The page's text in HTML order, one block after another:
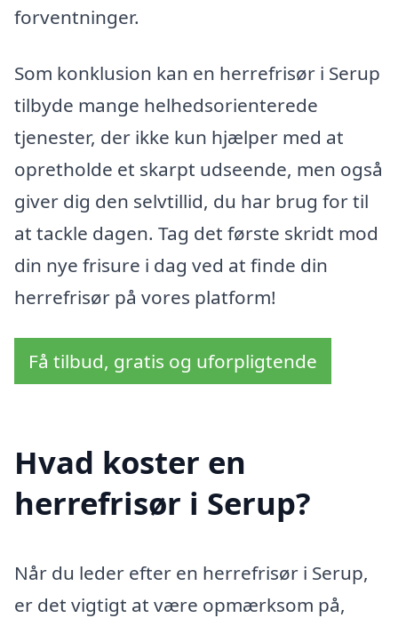
forventninger.
Som konklusion kan en herrefrisør i Serup
tilbyde mange helhedsorienterede
tjenester, der ikke kun hjælper med at
opretholde et skarpt udseende, men også
giver dig den selvtillid, du har brug for til
at tackle dagen. Tag det første skridt mod
din nye frisure i dag ved at finde din
herrefrisør på vores platform!
Få tilbud, gratis og uforpligtende
Hvad koster en
herrefrisør i Serup?
Når du leder efter en herrefrisør i Serup,
er det vigtigt at være opmærksom på,